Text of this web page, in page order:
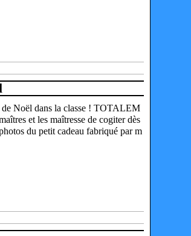
Noël dans la classe ! TOTALEM
et les maîtresse de cogiter dès
du petit cadeau fabriqué par m